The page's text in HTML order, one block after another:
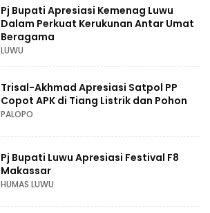
Pj Bupati Apresiasi Kemenag Luwu
Dalam Perkuat Kerukunan Antar Umat
Beragama
LUWU
Trisal-Akhmad Apresiasi Satpol PP
Copot APK di Tiang Listrik dan Pohon
PALOPO
Pj Bupati Luwu Apresiasi Festival F8
Makassar
HUMAS LUWU